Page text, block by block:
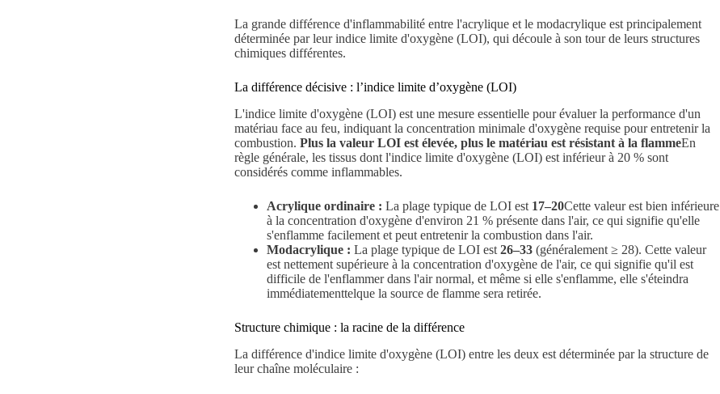
La grande différence d'inflammabilité entre l'acrylique et le modacrylique est principalement
déterminée par leur indice limite d'oxygène (LOI), qui découle à son tour de leurs structures
chimiques différentes.
La différence décisive : l’indice limite d’oxygène (LOI)
L'indice limite d'oxygène (LOI) est une mesure essentielle pour évaluer la performance d'un
matériau face au feu, indiquant la concentration minimale d'oxygène requise pour entretenir la
combustion.Plus la valeur LOI est élevée, plus le matériau est résistant à la flammeEn
règle générale, les tissus dont l'indice limite d'oxygène (LOI) est inférieur à 20 % sont
considérés comme inflammables.
Acrylique ordinaire : La plage typique de LOI est 17–20Cette valeur est bien inférieure
à la concentration d'oxygène d'environ 21 % présente dans l'air, ce qui signifie qu'elle
s'enflamme facilement et peut entretenir la combustion dans l'air.
Modacrylique : La plage typique de LOI est26–33 (généralement ≥ 28). Cette valeur
est nettement supérieure à la concentration d'oxygène de l'air, ce qui signifie qu'il est
difficile de l'enflammer dans l'air normal, et même si elle s'enflamme, elle s'éteindra
immédiatementtelque la source de flamme sera retirée.
Structure chimique : la racine de la différence
La différence d'indice limite d'oxygène (LOI) entre les deux est déterminée par la structure de
leur chaîne moléculaire :